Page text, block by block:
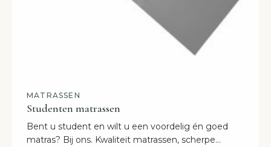
MATRASSEN
Studenten matrassen
Bent u student en wilt u een voordelig én goed
matras? Bij ons. Kwaliteit matrassen, scherpe